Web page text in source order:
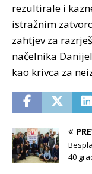
rezultirale i
istražnim
zahtjev za
načelnika
kao krivca za
40